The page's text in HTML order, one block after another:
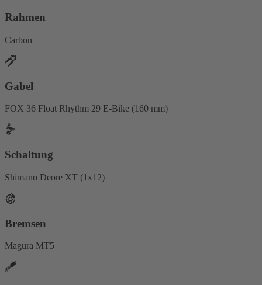
Rahmen
Carbon
Gabel
FOX 36 Float Rhythm 29 E-Bike (160 mm)
Schaltung
Shimano Deore XT (1x12)
Bremsen
Magura MT5